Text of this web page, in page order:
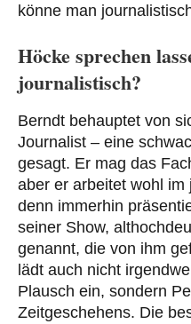
könne man
Höcke sprechen
journalistisch?
Berndt behauptet von
Journalist – eine
gesagt. Er mag das
aber er arbeitet wohl
denn immerhin
seiner Show,
genannt, die von ihm
lädt auch nicht
Plausch ein, sondern
Zeitgeschehens. Die